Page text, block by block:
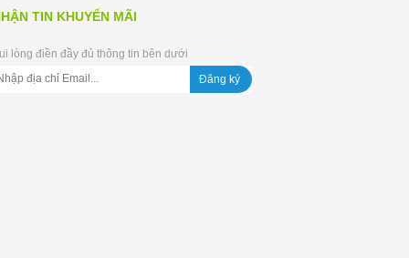
TIN KHUYẾN MÃI
lòng điền đầy đủ thông tin bên dưới